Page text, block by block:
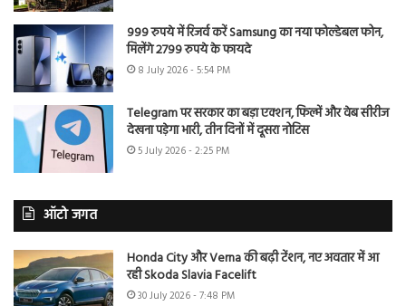
999 रुपये में रिजर्व करें Samsung का नया फोल्डेबल फोन,
मिलेंगे 2799 रुपये के फायदे
8 July 2026 - 5:54 PM
Telegram पर सरकार का बड़ा एक्शन, फिल्में और वेब सीरीज
देखना पड़ेगा भारी, तीन दिनों में दूसरा नोटिस
5 July 2026 - 2:25 PM
ऑटो जगत
Honda City और Verna की बढ़ी टेंशन, नए अवतार में आ
रही Skoda Slavia Facelift
30 July 2026 - 7:48 PM